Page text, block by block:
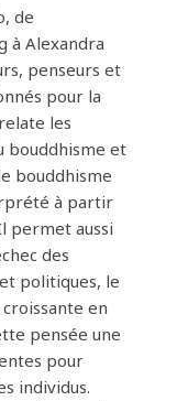
de
à Alexandra
penseurs et
pour la
les
bouddhisme et
bouddhisme
à partir
permet aussi
des
politiques, le
en
pensée une
pour
individus.